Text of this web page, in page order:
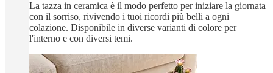
La tazza in ceramica è il modo perfetto per iniziare la giornata
con il sorriso, rivivendo i tuoi ricordi più belli a ogni
colazione. Disponibile in diverse varianti di colore per
l'interno e con diversi temi.